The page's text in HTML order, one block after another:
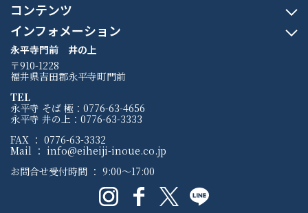
コンテンツ
インフォメーション
永平寺門前 井の上
〒910-1228
福井県吉田郡永平寺町門前
TEL
永平寺 そば 極：0776-63-4656
永平寺 井の上：0776-63-3333
FAX ： 0776-63-3332
Mail ： info@eiheiji-inoue.co.jp
お問合せ受付時間 ： 9:00〜17:00